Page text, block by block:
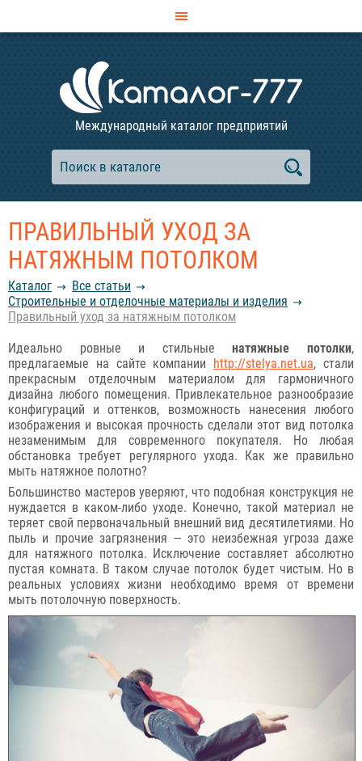
Международный каталог предприятий
ПРАВИЛЬНЫЙ УХОД ЗА
НАТЯЖНЫМ ПОТОЛКОМ
Каталог
Все статьи
Строительные и отделочные материалы и изделия
Правильный уход за натяжным потолком
Идеально ровные и стильныенатяжные потолки,
предлагаемые на сайте компании http://stelya.net.ua, стали
прекрасным отделочным материалом для гармоничного
дизайна любого помещения. Привлекательное разнообразие
конфигураций и оттенков, возможность нанесения любого
изображения и высокая прочность сделали этот вид потолка
незаменимым для современного покупателя. Но любая
обстановка требует регулярного ухода. Как же правильно
мыть натяжное полотно?
Большинство мастеров уверяют, что подобная конструкция не
нуждается в каком-либо уходе. Конечно, такой материал не
теряет свой первоначальный внешний вид десятилетиями. Но
пыль и прочие загрязнения — это неизбежная угроза даже
для натяжного потолка. Исключение составляет абсолютно
пустая комната. В таком случае потолок будет чистым. Но в
реальных условиях жизни необходимо время от времени
мыть потолочную поверхность.